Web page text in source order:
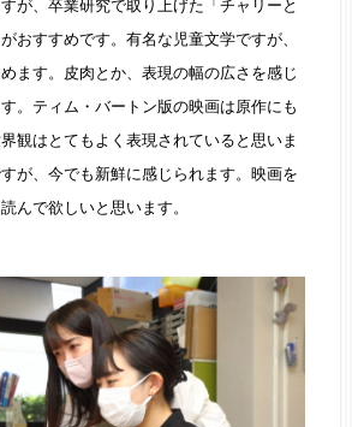
が、卒業研究で取り上げた「チャリーと
おすすめです。有名な児童文学ですが、
ます。皮肉とか、表現の幅の広さを感じ
。ティム・バートン版の映画は原作にも
観はとてもよく表現されていると思いま
が、今でも新鮮に感じられます。映画を
んで欲しいと思います。